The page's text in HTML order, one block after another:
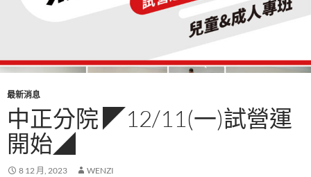
最新消息
中正分院 ◤12/11(一)試營運
開始◢
8 12 月, 2023 WENZI